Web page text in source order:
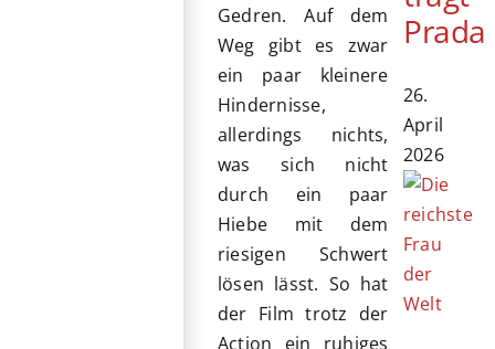
Gedren. Auf dem
Weg gibt es zwar
ein paar kleinere
Hindernisse,
allerdings nichts,
was sich nicht
durch ein paar
Hiebe mit dem
riesigen Schwert
lösen lässt. So hat
der Film trotz der
Action ein ruhiges
Prada
26.
April
2026